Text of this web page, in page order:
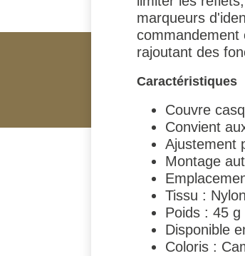
marqueurs
commandement
rajoutant des
Caractéristiques
Couvre
Convient
Ajustement
Montage
Tissu : Nylon
Poids : 45 g
Disponible
Coloris :